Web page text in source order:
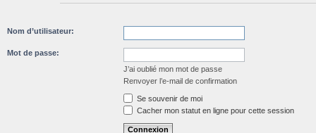
Nom d’utilisateur:
Mot de passe:
J’ai oublié mon mot de passe
Renvoyer l’e-mail de confirmation
Se souvenir de moi
Cacher mon statut en ligne pour cette session